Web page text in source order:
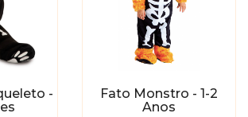
-
Fato Monstro - 1-2
Anos